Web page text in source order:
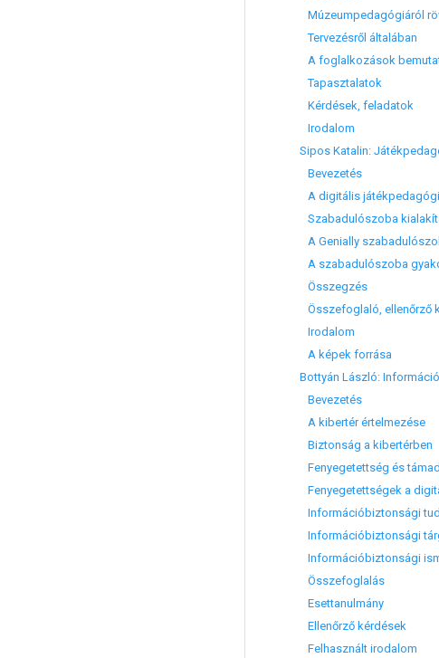
Múzeumpedagógiáról
Tervezésről általában
A foglalkozások
Tapasztalatok
Kérdések, feladatok
Irodalom
Sipos Katalin:
Bevezetés
A digitális
Szabadulószoba
A Genially
A szabadulószoba
Összegzés
Összefoglaló, ellenőrző
Irodalom
A képek forrása
Bottyán László:
Bevezetés
A kibertér értelmezése
Biztonság a kibertérben
Fenyegetettség és
Fenyegetettségek a
Információbiztonsági
Információbiztonsági
Információbiztonsági
Összefoglalás
Esettanulmány
Ellenőrző kérdések
Felhasznált irodalom